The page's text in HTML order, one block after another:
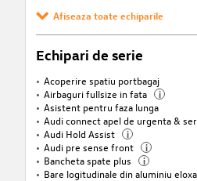
Afiseaza toate echiparile
Echipari de serie
Acoperire spatiu portbagaj
Airbaguri fullsize in fata
i
Asistent pentru faza lunga
Audi connect apel de urgenta &
Audi Hold Assist i
Audi pre sense front
i
Bancheta spate plus i
Bare logitudinale din aluminiu